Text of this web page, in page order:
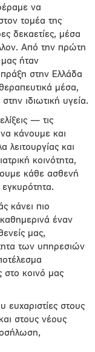
να
τομέα της
δεκαετίες, μέσα
Από την πρώτη
μας ήταν
στην Ελλάδα
μέσα,
ιδιωτική υγεία.
— τις
κάνουμε και
λειτουργίας και
κοινότητα,
κάθε ασθενή
κάνει πιο
έναν
μας,
των υπηρεσιών
στο κοινό μας
ευχαριστίες στους
στους νέους